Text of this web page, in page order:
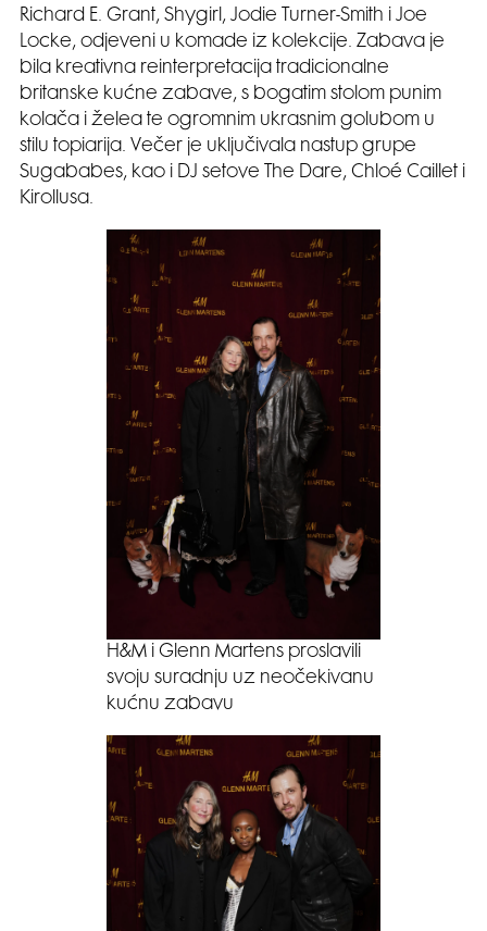
Richard E. Grant, Shygirl, Jodie Turner-Smith i Joe
Locke, odjeveni u komade iz kolekcije. Zabava je
bila kreativna reinterpretacija tradicionalne
britanske kućne zabave, s bogatim stolom punim
kolača i želea te ogromnim ukrasnim golubom u
stilu topiarija. Večer je uključivala nastup grupe
Sugababes, kao i DJ setove The Dare, Chloé Caillet i
Kirollusa.
H&M i Glenn Martens proslavili
svoju suradnju uz neočekivanu
kućnu zabavu